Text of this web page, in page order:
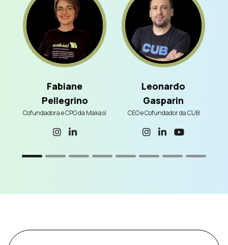
Fabiane
Pellegrino
Cofundadora e CPO da Makasí
Leonardo
Gasparin
CEO e Cofundador da CUB